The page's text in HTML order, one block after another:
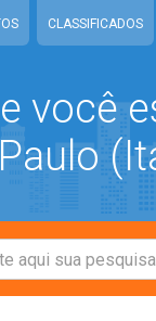
CLASSIFICADOS
você